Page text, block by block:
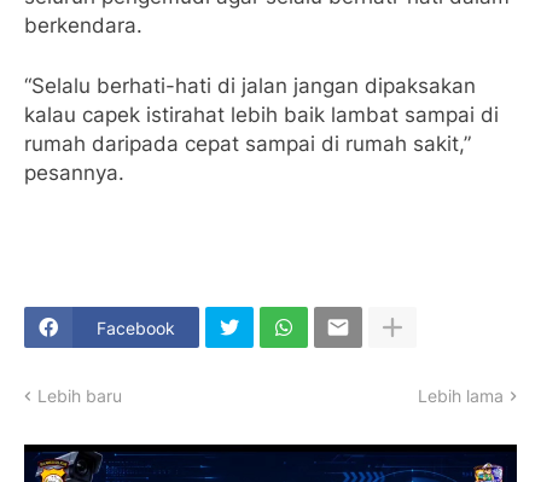
berkendara.
“Selalu berhati-hati di jalan jangan dipaksakan
kalau capek istirahat lebih baik lambat sampai di
rumah daripada cepat sampai di rumah sakit,”
pesannya.
Facebook
Lebih baru Lebih lama